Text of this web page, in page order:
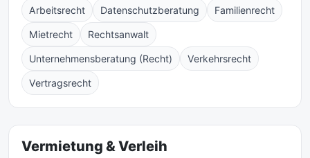
Arbeitsrecht Datenschutzberatung Familienrecht
Mietrecht Rechtsanwalt
Unternehmensberatung (Recht) Verkehrsrecht
Vertragsrecht
Vermietung & Verleih